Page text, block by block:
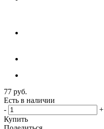
77 руб.
Есть в наличии
-
+
Купить